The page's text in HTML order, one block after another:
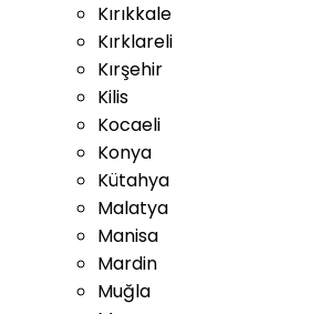
Kırıkkale
Kırklareli
Kırşehir
Kilis
Kocaeli
Konya
Kütahya
Malatya
Manisa
Mardin
Muğla